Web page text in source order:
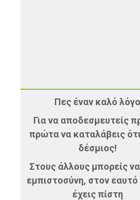
Πες έναν καλό λόγο
Για να αποδεσµευτείς
πρώτα να καταλάβεις
δέσµιος!
Στους άλλους μπορείς
εμπιστοσύνη, στον
έχεις πίστη